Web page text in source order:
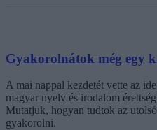
Gyakorolnátok még egy
A mai nappal kezdetét vette az
magyar nyelv és irodalom
Mutatjuk, hogyan tudtok az
gyakorolni.